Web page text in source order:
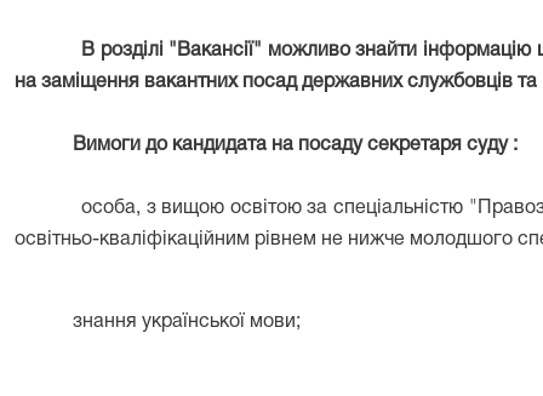
В розділі "Вакансії" можливо знайти
на заміщення вакантних посад державних службовців та
Вимоги до кандидата на посаду секретаря суду :
особа, з вищою освітою за спеціальністю
освітньо-кваліфікаційним рівнем не нижче молодшого
знання української мови;